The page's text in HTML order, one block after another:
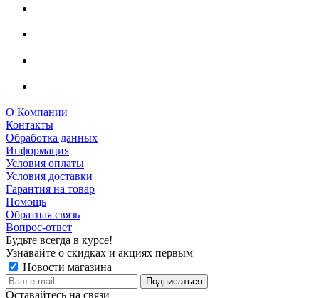
О Компании
Контакты
Обработка данных
Информация
Условия оплаты
Условия доставки
Гарантия на товар
Помощь
Обратная связь
Вопрос-ответ
Будьте всегда в курсе!
Узнавайте о скидках и акциях первым
Новости магазина
Оставайтесь на связи